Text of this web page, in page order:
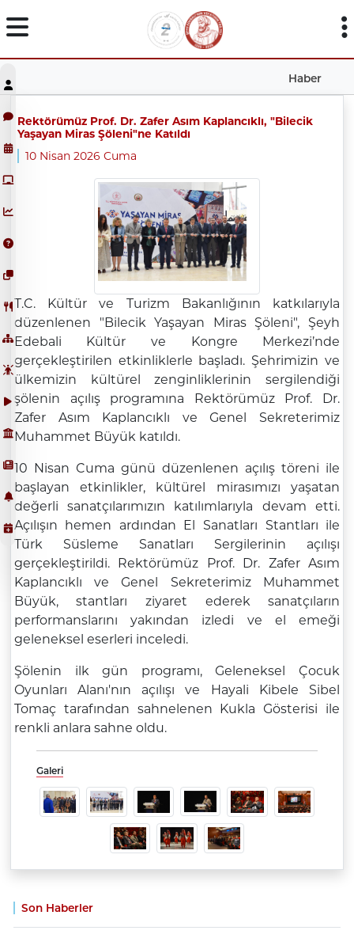
Haber
Son Haberler
Rektörümüz Prof. Dr. Zafer Asım Kaplancıklı, "Bilecik
Yaşayan Miras Şöleni"ne Katıldı
10 Nisan 2026 Cuma
T.C. Kültür ve Turizm Bakanlığının katkılarıyla
düzenlenen "Bilecik Yaşayan Miras Şöleni", Şeyh
Edebali Kültür ve Kongre Merkezi’nde
gerçekleştirilen etkinliklerle başladı. Şehrimizin ve
ülkemizin kültürel zenginliklerinin sergilendiği
şölenin açılış programına Rektörümüz Prof. Dr.
Zafer Asım Kaplancıklı ve Genel Sekreterimiz
Muhammet Büyük katıldı.
10 Nisan Cuma günü düzenlenen açılış töreni ile
başlayan etkinlikler, kültürel mirasımızı yaşatan
değerli sanatçılarımızın katılımlarıyla devam etti.
Açılışın hemen ardından El Sanatları Stantları ile
Türk Süsleme Sanatları Sergilerinin açılışı
gerçekleştirildi. Rektörümüz Prof. Dr. Zafer Asım
Kaplancıklı ve Genel Sekreterimiz Muhammet
Büyük, stantları ziyaret ederek sanatçıların
performanslarını yakından izledi ve el emeği
geleneksel eserleri inceledi.
Şölenin ilk gün programı, Geleneksel Çocuk
Oyunları Alanı'nın açılışı ve Hayali Kibele Sibel
Tomaç tarafından sahnelenen Kukla Gösterisi ile
renkli anlara sahne oldu.
Galeri